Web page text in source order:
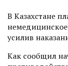
В Казахстане
усилив
Как сообщил